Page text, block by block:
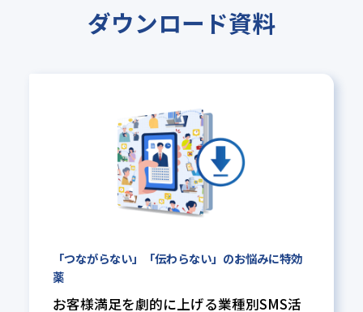
ダウンロード資料
「つながらない」「伝わらない」のお悩みに特効
薬
お客様満足を劇的に上げる業種別SMS活